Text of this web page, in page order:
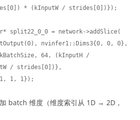
split22_0_0 = network->addSlice(
/ strides[0])},
1, 1});
batch 维度（维度索引从 1D → 2D，